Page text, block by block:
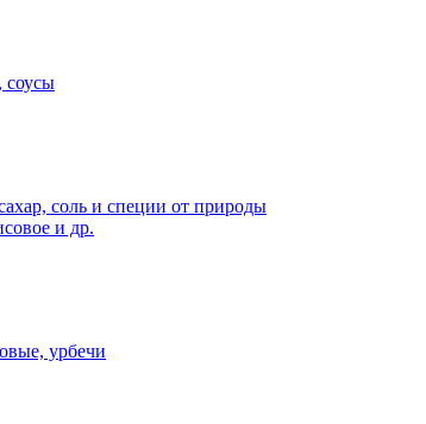
соусы
соль и специи от природы
и др.
урбечи